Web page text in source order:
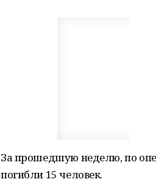
За прошедшую неделю, по
погибли 15 человек.